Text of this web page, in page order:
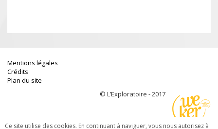
Ce site utilise des cookies. En continuant à naviguer, vous nous autorisez à
Mentions légales
Crédits
Plan du site
© L’Exploratoire - 2017